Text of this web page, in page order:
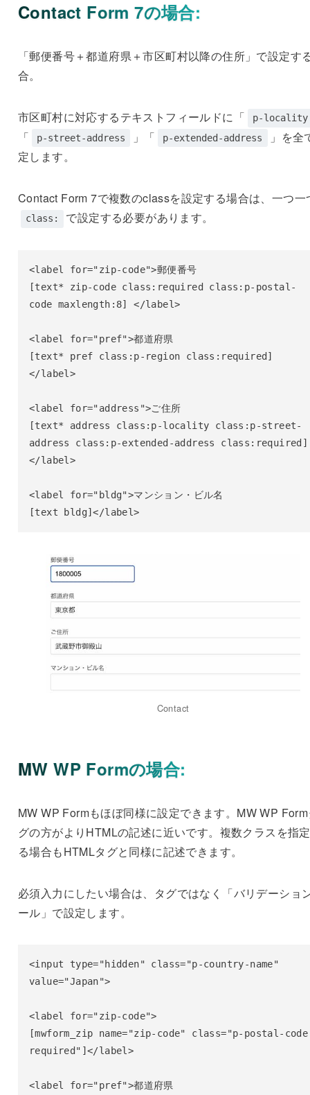
Contact Form 7の場合:
「郵便番号＋都道府県＋市区町村以降の住所」で設定す
合。
市区町村に対応するテキストフィールドに「 p-locality
「 p-street-address 」「 p-extended-address
」を全
定します。
Contact Form 7で複数のclassを設定する場合は、一つ一
class: で設定する必要があります。
<label for="zip-code">郵便番号
[text* zip-code class:required class:p-postal-
code maxlength:8] </label>
<label for="pref">都道府県
[text* pref class:p-region class:required]
</label>
<label for="address">ご住所
[text* address class:p-locality class:p-street-
address class:p-extended-address class:required]
</label>
<label for="bldg">マンション・ビル名
[text bldg]</label>
Contact
MW WP Formの場合:
MW WP Formもほぼ同様に設定できます。MW WP
グの方がよりHTMLの記述に近いです。複数クラスを指
る場合もHTMLタグと同様に記述できます。
必須入力にしたい場合は、タグではなく「バリデーショ
ール」で設定します。
<input type="hidden" class="p-country-name"
value="Japan">
<label for="zip-code">
[mwform_zip name="zip-code" class="p-postal-code
required"]</label>
<label for="pref">都道府県